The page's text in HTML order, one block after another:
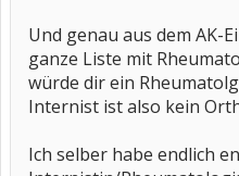
Und genau aus dem AK-
ganze Liste mit
würde dir ein
Internist ist also kein
Ich selber habe endlich